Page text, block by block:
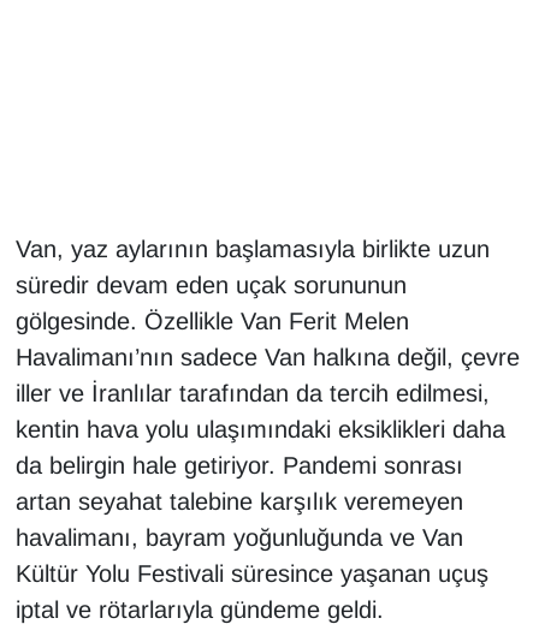
Van, yaz aylarının başlamasıyla birlikte uzun
süredir devam eden uçak sorununun
gölgesinde. Özellikle Van Ferit Melen
Havalimanı’nın sadece Van halkına değil, çevre
iller ve İranlılar tarafından da tercih edilmesi,
kentin hava yolu ulaşımındaki eksiklikleri daha
da belirgin hale getiriyor. Pandemi sonrası
artan seyahat talebine karşılık veremeyen
havalimanı, bayram yoğunluğunda ve Van
Kültür Yolu Festivali süresince yaşanan uçuş
iptal ve rötarlarıyla gündeme geldi.
İngilizce
Kamu Alımları
Kim Kimdir?
Kültür & Sanat
KURDÎ